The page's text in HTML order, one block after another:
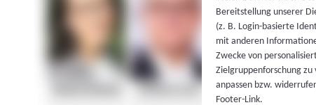
Bereitstellung unserer
(z. B. Login-basierte
mit anderen
Zwecke von
Zielgruppenforschung
anpassen bzw.
Footer-Link.